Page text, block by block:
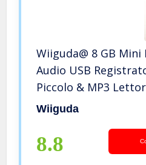
Wiiguda@ 8 GB
Audio USB
Piccolo & MP3
Lezioni Corsi di
Wiiguda
8.8